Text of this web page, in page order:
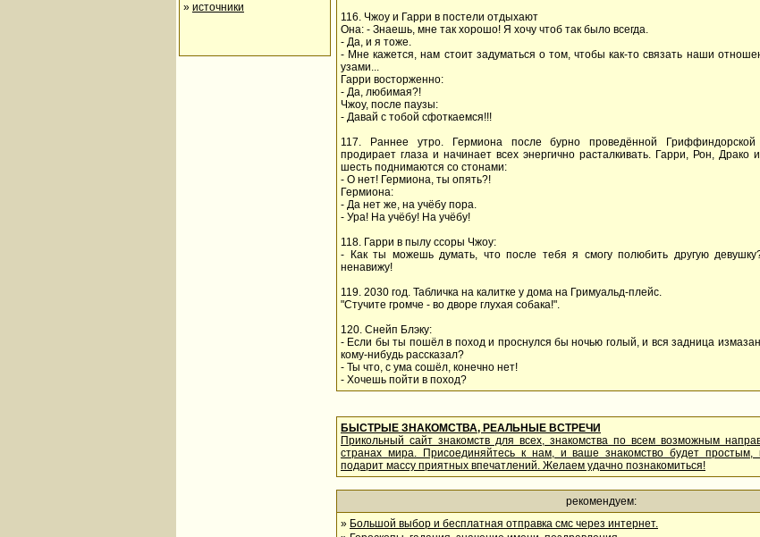
» источники
116. Чжоу и Гарри в постели отдыхают
Она: - Знаешь, мне так хорошо! Я хочу чтоб так было всегда.
- Да, и я тоже.
- Мне кажется, нам стоит задуматься о том, чтобы как-то связать наши
узами...
Гарри восторженно:
- Да, любимая?!
Чжоу, после паузы:
- Давай с тобой сфоткаемся!!!
117. Раннее утро. Гермиона после бурно проведённой Гриффиндорской
продирает глаза и начинает всех энергично расталкивать. Гарри, Рон, Драко
шесть поднимаются со стонами:
- О нет! Гермиона, ты опять?!
Гермиона:
- Да нет же, на учёбу пора.
- Ура! На учёбу! На учёбу!
118. Гарри в пылу ссоры Чжоу:
- Как ты можешь думать, что после тебя я смогу полюбить другую
ненавижу!
119. 2030 год. Табличка на калитке у дома на Гримуальд-плейс.
"Стучите громче - во дворе глухая собака!".
120. Снейп Блэку:
- Если бы ты пошёл в поход и проснулся бы ночью голый, и вся задница
кому-нибудь рассказал?
- Ты что, с ума сошёл, конечно нет!
- Хочешь пойти в поход?
БЫСТРЫЕ ЗНАКОМСТВА, РЕАЛЬНЫЕ ВСТРЕЧИ
Прикольный сайт знакомств для всех, знакомства по всем возможным
странах мира. Присоединяйтесь к нам, и ваше знакомство будет простым,
подарит массу приятных впечатлений. Желаем удачно познакомиться!
рекомендуем:
» Большой выбор и бесплатная отправка смс через интернет.